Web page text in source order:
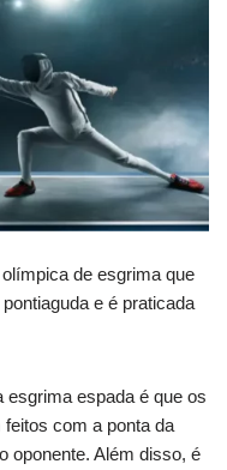
de esgrima que
e é praticada
espada é que os
com a ponta da
oponente. Além disso, é